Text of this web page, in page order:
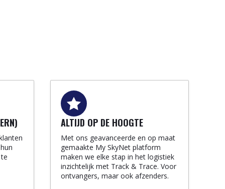
ALTIJD OP DE HOOGTE
Met ons geavanceerde en op maat
gemaakte My SkyNet platform
maken we elke stap in het logistiek
inzichtelijk met Track & Trace. Voor
ontvangers, maar ook afzenders.